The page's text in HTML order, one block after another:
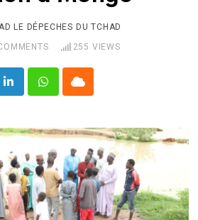
LE DÉPECHES DU TCHAD
255 VIEWS
LinkedInWhatsappCloud